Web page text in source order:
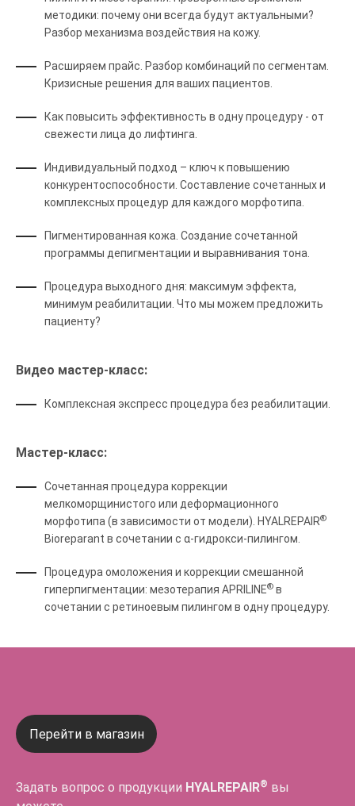
методики: почему они всегда будут актуальными?
Разбор механизма воздействия на кожу.
Расширяем прайс. Разбор комбинаций по сегментам.
Кризисные решения для ваших пациентов.
Как повысить эффективность в одну процедуру - от
свежести лица до лифтинга.
Индивидуальный подход – ключ к повышению
конкурентоспособности. Составление сочетанных и
комплексных процедур для каждого морфотипа.
Пигментированная кожа. Создание сочетанной
программы депигментации и выравнивания тона.
Процедура выходного дня: максимум эффекта,
минимум реабилитации. Что мы можем предложить
пациенту?
Видео мастер-класс:
Комплексная экспресс процедура без реабилитации.
Мастер-класс:
Сочетанная процедура коррекции
мелкоморщинистого или деформационного
морфотипа (в зависимости от модели). HYALREPAIR®
Bioreparant в сочетании с α-гидрокси-пилингом.
Процедура омоложения и коррекции смешанной
гиперпигментации: мезотерапия APRILINE® в
сочетании с ретиноевым пилингом в одну процедуру.
Перейти в магазин
Задать вопрос о продукции HYALREPAIR® вы